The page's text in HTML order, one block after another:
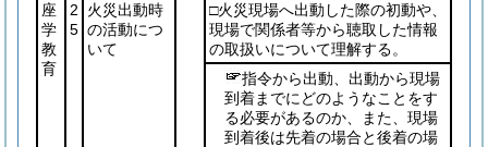
座
学
教
育
2
5
火災出動時
の活動につ
いて
□火災現場へ出動した際の初動や、
現場で関係者等から聴取した情報
の取扱いについて理解する。
指令から出動、出動から現場
到着までにどのようなことをす
る必要があるのか、また、現場
到着後は先着の場合と後着の場